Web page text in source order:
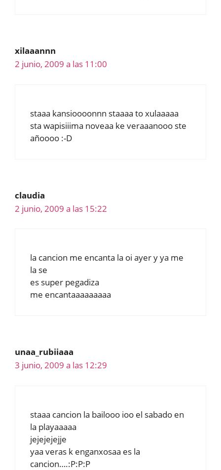
xilaaannn
2 junio, 2009 a las 11:00
staaa kansioooonnn staaaa to xulaaaaa
sta wapisiiima noveaa ke veraaanooo ste
añoooo :-D
claudia
2 junio, 2009 a las 15:22
la cancion me encanta la oi ayer y ya me
la se
es super pegadiza
me encantaaaaaaaaa
unaa_rubiiaaa
3 junio, 2009 a las 12:29
staaa cancion la bailooo ioo el sabado en
la playaaaaa
jejejejejje
yaa veras k enganxosaa es la
cancion….:P:P:P